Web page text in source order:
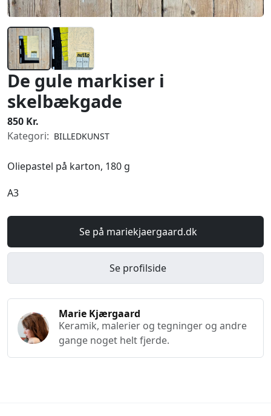
De gule markiser i
skelbækgade
850 Kr.
Kategori: BILLEDKUNST
Oliepastel på karton, 180 g
A3
Se på mariekjaergaard.dk
Se profilside
Marie Kjærgaard
Keramik, malerier og tegninger og andre
gange noget helt fjerde.